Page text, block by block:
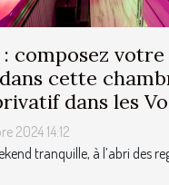
: composez
cette
dans les
2024 14:12
tranquille, à l’abri des